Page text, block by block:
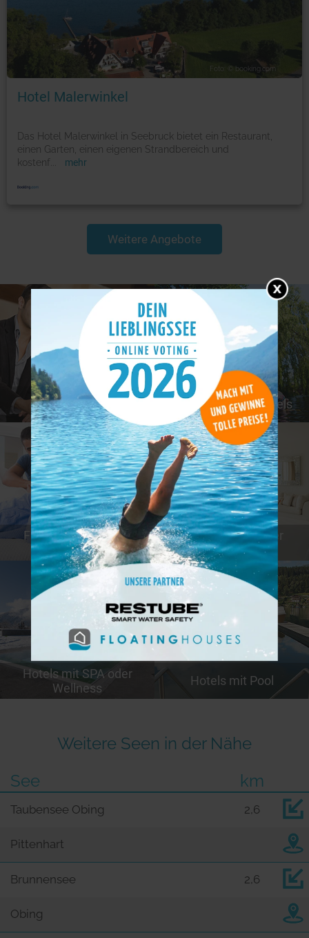
Foto: © booking.com
Hotel Malerwinkel
Das Hotel Malerwinkel in Seebruck bietet ein Restaurant,
einen Garten, einen eigenen Strandbereich und
kostenf
mehr
Weitere Angebote
Günstige Hotels Tierfreundliche Hotels
Familienfreundliche
Hotels
Hotels mit schöner
Aussicht
Hotels mit SPA oder
Wellness
Hotels mit Pool
Weitere Seen in der Nähe
See
km
Taubensee Obing 2,6
Pittenhart
Brunnensee 2,6
Obing